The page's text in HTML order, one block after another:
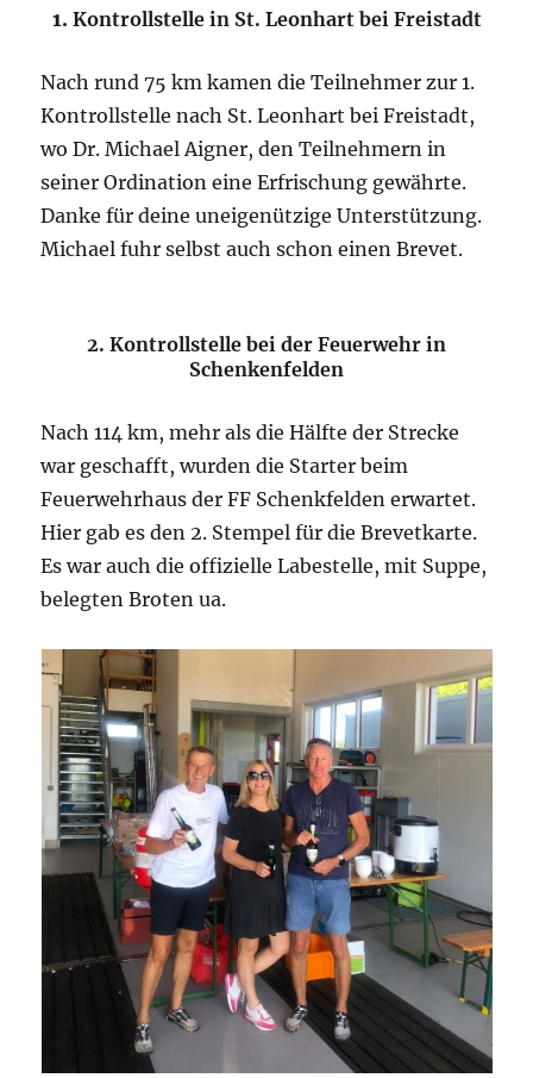
1. Kontrollstelle in St. Leonhart bei Freistadt
Nach rund 75 km kamen die Teilnehmer zur 1.
Kontrollstelle nach St. Leonhart bei Freistadt,
wo Dr. Michael Aigner, den Teilnehmern in
seiner Ordination eine Erfrischung gewährte.
Danke für deine uneigenützige Unterstützung.
Michael fuhr selbst auch schon einen Brevet.
2. Kontrollstelle bei der Feuerwehr in
Schenkenfelden
Nach 114 km, mehr als die Hälfte der Strecke
war geschafft, wurden die Starter beim
Feuerwehrhaus der FF Schenkfelden erwartet.
Hier gab es den 2. Stempel für die Brevetkarte.
Es war auch die offizielle Labestelle, mit Suppe,
belegten Broten ua.